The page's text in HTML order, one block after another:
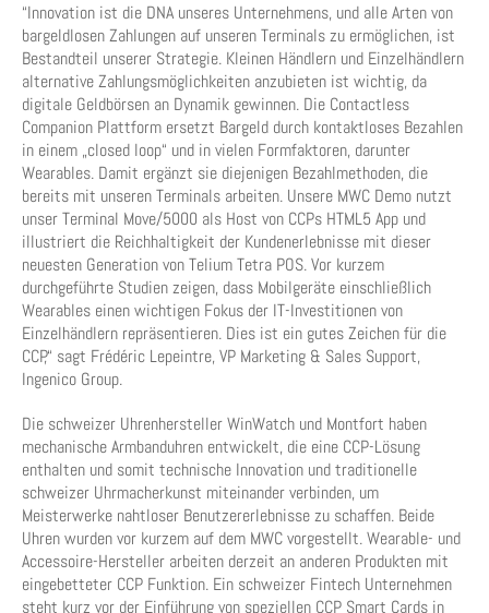
“Innovation ist die DNA unseres Unternehmens, und alle Arten von
bargeldlosen Zahlungen auf unseren Terminals zu ermöglichen, ist
Bestandteil unserer Strategie. Kleinen Händlern und Einzelhändlern
alternative Zahlungsmöglichkeiten anzubieten ist wichtig, da
digitale Geldbörsen an Dynamik gewinnen. Die Contactless
Companion Plattform ersetzt Bargeld durch kontaktloses Bezahlen
in einem „closed loop“ und in vielen Formfaktoren, darunter
Wearables. Damit ergänzt sie diejenigen Bezahlmethoden, die
bereits mit unseren Terminals arbeiten. Unsere MWC Demo nutzt
unser Terminal Move/5000 als Host von CCPs HTML5 App und
illustriert die Reichhaltigkeit der Kundenerlebnisse mit dieser
neuesten Generation von Telium Tetra POS. Vor kurzem
durchgeführte Studien zeigen, dass Mobilgeräte einschließlich
Wearables einen wichtigen Fokus der IT-Investitionen von
Einzelhändlern repräsentieren. Dies ist ein gutes Zeichen für die
CCP,“ sagt Frédéric Lepeintre, VP Marketing & Sales Support,
Ingenico Group.
Die schweizer Uhrenhersteller WinWatch und Montfort haben
mechanische Armbanduhren entwickelt, die eine CCP-Lösung
enthalten und somit technische Innovation und traditionelle
schweizer Uhrmacherkunst miteinander verbinden, um
Meisterwerke nahtloser Benutzererlebnisse zu schaffen. Beide
Uhren wurden vor kurzem auf dem MWC vorgestellt. Wearable- und
Accessoire-Hersteller arbeiten derzeit an anderen Produkten mit
eingebetteter CCP Funktion. Ein schweizer Fintech Unternehmen
steht kurz vor der Einführung von speziellen CCP Smart Cards in